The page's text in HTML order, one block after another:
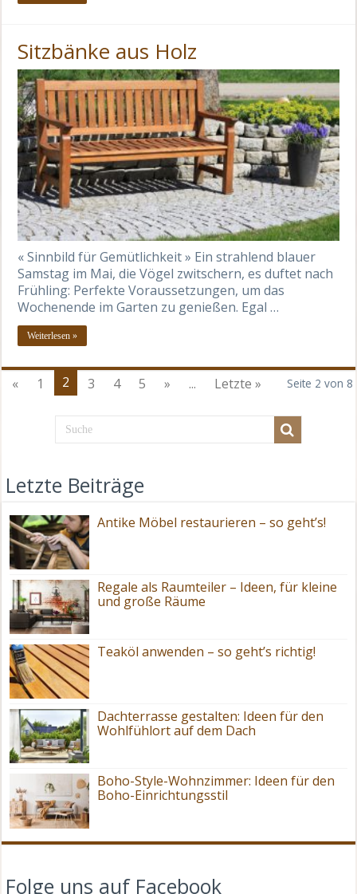
Sitzbänke aus Holz
« Sinnbild für Gemütlichkeit » Ein strahlend blauer
Samstag im Mai, die Vögel zwitschern, es duftet nach
Frühling: Perfekte Voraussetzungen, um das
Wochenende im Garten zu genießen. Egal …
Weiterlesen »
Seite 2 von 8
« 1 2 3 4 5 » ... Letzte »
Letzte Beiträge
Antike Möbel restaurieren – so geht’s!
Regale als Raumteiler – Ideen, für kleine
und große Räume
Teaköl anwenden – so geht’s richtig!
Dachterrasse gestalten: Ideen für den
Wohlfühlort auf dem Dach
Boho-Style-Wohnzimmer: Ideen für den
Boho-Einrichtungsstil
Folge uns auf Facebook